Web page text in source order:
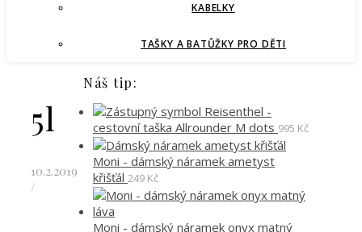
KABELKY
TAŠKY A BATŮŽKY PRO DĚTI
5l
10.2.2019
/
Náš tip:
Reisenthel -
cestovní taška Allrounder M dots 995 Kč
Moni - dámský náramek ametyst
křišťál 249 Kč
Moni - dámský náramek onyx matný